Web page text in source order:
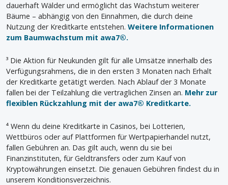
dauerhaft Wälder und ermöglicht das Wachstum weiterer
Bäume – abhängig von den Einnahmen, die durch deine
Nutzung der Kreditkarte entstehen. Weitere Informationen
zum Baumwachstum mit awa7®.
³ Die Aktion für Neukunden gilt für alle Umsätze innerhalb des
Verfügungsrahmens, die in den ersten 3 Monaten nach Erhalt
der Kreditkarte getätigt werden. Nach Ablauf der 3 Monate
fallen bei der Teilzahlung die vertraglichen Zinsen an. Mehr zur
flexiblen Rückzahlung mit der awa7® Kreditkarte.
⁴ Wenn du deine Kreditkarte in Casinos, bei Lotterien,
Wettbüros oder auf Plattformen für Wertpapierhandel nutzt,
fallen Gebühren an. Das gilt auch, wenn du sie bei
Finanzinstituten, für Geldtransfers oder zum Kauf von
Kryptowährungen einsetzt. Die genauen Gebühren findest du in
unserem Konditionsverzeichnis.